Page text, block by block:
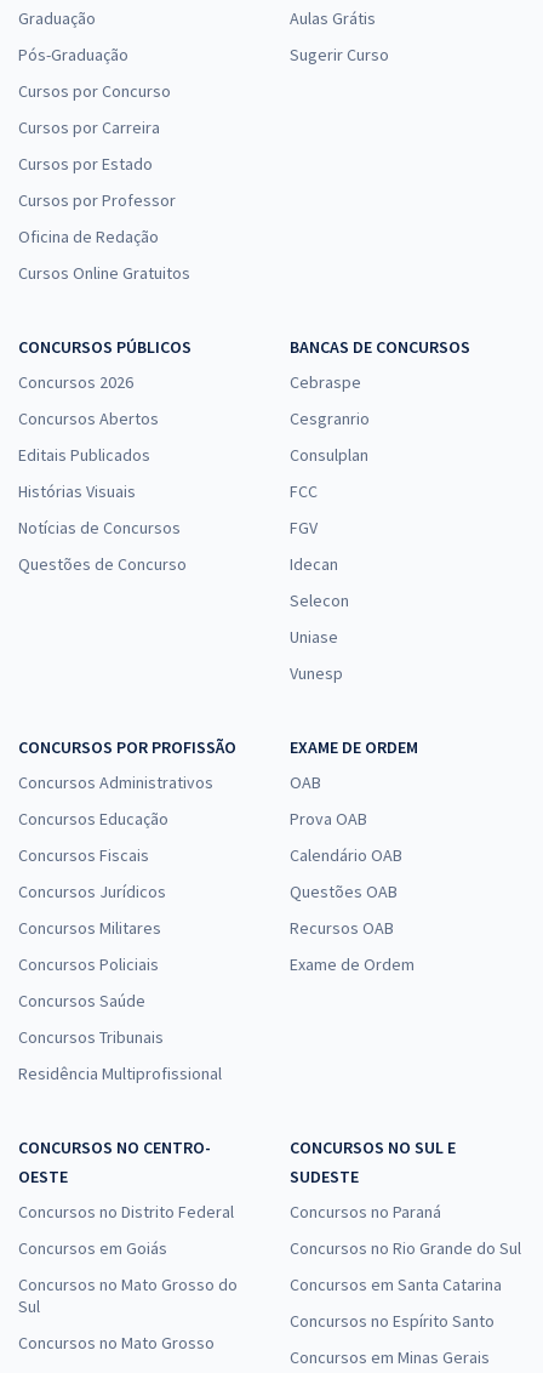
Graduação
Pós-Graduação
Cursos por Concurso
Cursos por Carreira
Cursos por Estado
Cursos por Professor
Oficina de Redação
Cursos Online Gratuitos
Aulas Grátis
Sugerir Curso
CONCURSOS PÚBLICOS
Concursos 2026
Concursos Abertos
Editais Publicados
Histórias Visuais
Notícias de Concursos
Questões de Concurso
BANCAS DE CONCURSOS
Cebraspe
Cesgranrio
Consulplan
FCC
FGV
Idecan
Selecon
Uniase
Vunesp
CONCURSOS POR PROFISSÃO
Concursos Administrativos
Concursos Educação
Concursos Fiscais
Concursos Jurídicos
Concursos Militares
Concursos Policiais
Concursos Saúde
Concursos Tribunais
Residência Multiprofissional
EXAME DE ORDEM
OAB
Prova OAB
Calendário OAB
Questões OAB
Recursos OAB
Exame de Ordem
CONCURSOS NO CENTRO-
OESTE
Concursos no Distrito Federal
Concursos em Goiás
Concursos no Mato Grosso do
Sul
Concursos no Mato Grosso
CONCURSOS NO SUL E
SUDESTE
Concursos no Paraná
Concursos no Rio Grande do Sul
Concursos em Santa Catarina
Concursos no Espírito Santo
Concursos em Minas Gerais